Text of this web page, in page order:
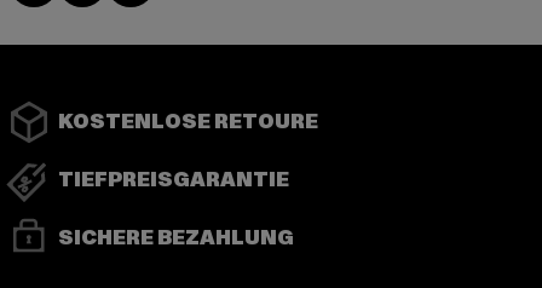
KOSTENLOSE RETOURE
TIEFPREISGARANTIE
SICHERE BEZAHLUNG